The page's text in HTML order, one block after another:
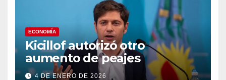
ECONOMÍA
Kicillof autorizó otro
aumento de peajes
4 DE ENERO DE 2026